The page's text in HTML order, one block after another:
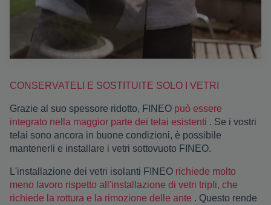
CONSERVATELI E SOSTITUITE SOLO I VETRI
Grazie al suo spessore ridotto, FINEO può essere
integrato nella maggior parte dei telai esistenti . Se i vostri
telai sono ancora in buone condizioni, è possibile
mantenerli e installare i vetri sottovuoto FINEO.
L'installazione dei vetri isolanti FINEO richiede molto
meno lavoro rispetto all'installazione di vetri tripli, che
richiede la rottura e la rimozione delle ante . Questo rende